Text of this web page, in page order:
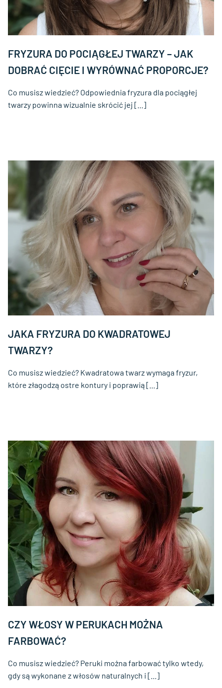
FRYZURA DO POCIĄGŁEJ TWARZY – JAK
DOBRAĆ CIĘCIE I WYRÓWNAĆ PROPORCJE?
Co musisz wiedzieć? Odpowiednia fryzura dla pociągłej
twarzy powinna wizualnie skrócić jej [...]
JAKA FRYZURA DO KWADRATOWEJ
TWARZY?
Co musisz wiedzieć? Kwadratowa twarz wymaga fryzur,
które złagodzą ostre kontury i poprawią [...]
CZY WŁOSY W PERUKACH MOŻNA
FARBOWAĆ?
Co musisz wiedzieć? Peruki można farbować tylko wtedy,
gdy są wykonane z włosów naturalnych i [...]